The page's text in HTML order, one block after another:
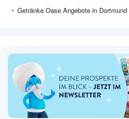
Getränke Oase Angebote in Dortmund